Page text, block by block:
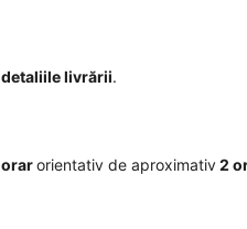
detaliile livrării.
orientativ de aproximativ2